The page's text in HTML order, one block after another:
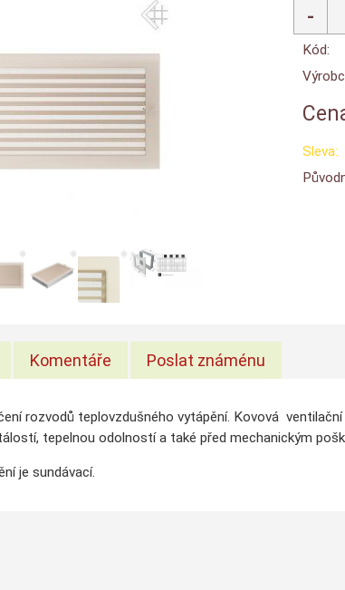
Kód:
Sleva:
Komentáře Poslat známénu
rozvodů teplovzdušného vytápění. Kovová ventilační
tepelnou odolností a také před mechanickým
je sundávací.